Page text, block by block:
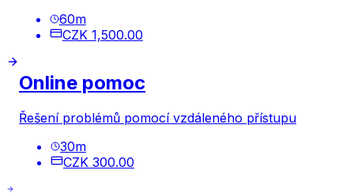
60m
CZK 1,500.00
Online pomoc
Řešení problémů pomocí vzdáleného přístupu
30m
CZK 300.00